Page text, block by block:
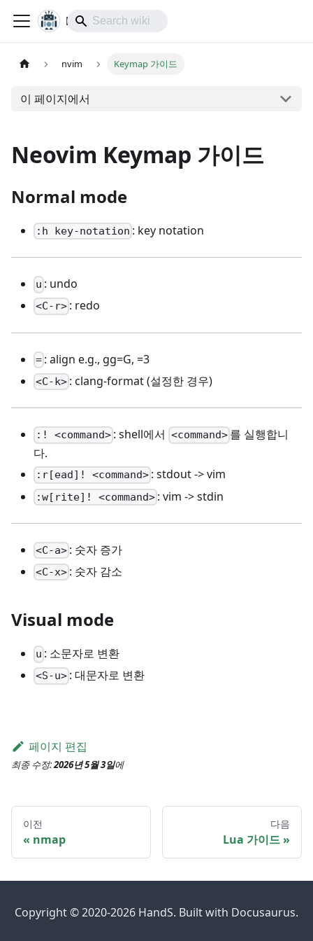
lol-IoT
nvim Keymap 가이드
이 페이지에서
Neovim Keymap 가이드
Normal mode
:h key-notation : key notation
u : undo
<C-r> : redo
= : align e.g., gg=G, =3
<C-k> : clang-format (설정한 경우)
:! <command> : shell에서 <command>를 실행합니
다.
:r[ead]! <command> : stdout -> vim
:w[rite]! <command> : vim -> stdin
<C-a> : 숫자 증가
<C-x> : 숫자 감소
Visual mode
u : 소문자로 변환
<S-u> : 대문자로 변환
페이지 편집
최종 수정:2026년 5월 3일에
이전
nmap
다음
Lua 가이드
Copyright © 2020-2026 HandS. Built with Docusaurus.